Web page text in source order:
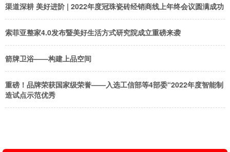
渠道深耕 美好进阶 | 2022年度冠珠瓷砖经销商线上年终会议圆满成功
索菲亚整家4.0发布暨美好生活方式研究院成立重磅来袭
箭牌卫浴——构建上品空间
重磅！品牌荣获国家级荣誉——入选工信部等4部委“2022年度智能制
造试点示范优秀